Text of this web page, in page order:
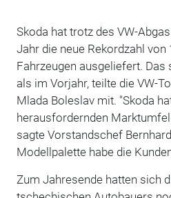
Skoda hat trotz des VW-
Jahr die neue Rekordzahl von
Fahrzeugen ausgeliefert. Das
als im Vorjahr, teilte die VW-
Mlada Boleslav mit. "Skoda
herausfordernden
sagte Vorstandschef
Modellpalette habe die
Zum Jahresende hatten sich